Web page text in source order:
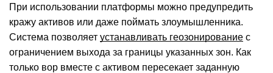
При использовании платформы можно предупредить
кражу активов или даже поймать злоумышленника.
Система позволяет устанавливать геозонирование с
ограничением выхода за границы указанных зон. Как
только вор вместе с активом пересекает заданную